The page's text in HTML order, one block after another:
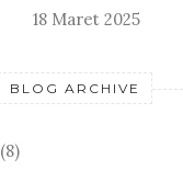
18 Maret 2025
BLOG ARCHIVE
(8)